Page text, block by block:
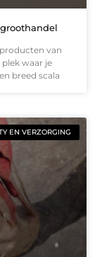
van
waar je
breed scala
EN VERZORGING